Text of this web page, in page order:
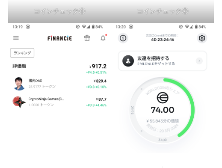
コインチェック① コインチェック②